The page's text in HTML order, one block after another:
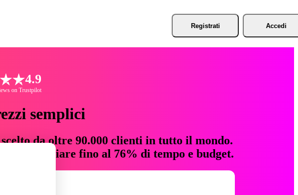
Registrati Accedi
4.9
on Trustpilot
semplici
da oltre 90.000 clienti in tutto il mondo.
risparmiare fino al 76% di tempo e budget.